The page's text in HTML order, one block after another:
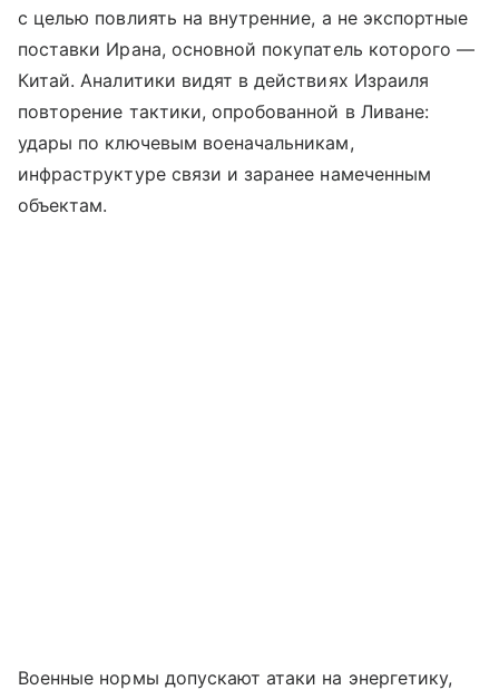
с целью повлиять на внутренние, а не экспортные
поставки Ирана, основной покупатель которого —
Китай. Аналитики видят в действиях Израиля
повторение тактики, опробованной в Ливане:
удары по ключевым военачальникам,
инфраструктуре связи и заранее намеченным
объектам.
Военные нормы допускают атаки на энергетику,